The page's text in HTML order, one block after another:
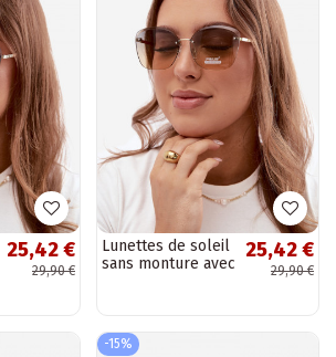
25,42 €
29,90 €
Lunettes de soleil
sans monture avec
25,42 €
29,90 €
-15%